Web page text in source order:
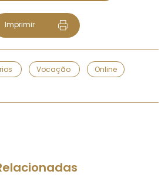
Imprimir
Vocação
Online